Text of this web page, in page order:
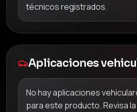
técnicos registrados.
Aplicaciones
No hay aplicaciones
para este producto. Revisa